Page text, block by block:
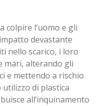
colpire l’uomo e gli
devastante
nello scarico, i loro
mari, alterando gli
e mettendo a rischio
di plastica
all’inquinamento